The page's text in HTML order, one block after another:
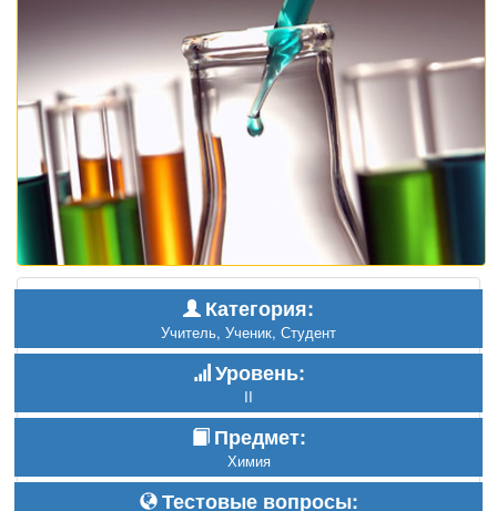
Категория:
Учитель, Ученик, Студент
Уровень:
II
Предмет:
Химия
Тестовые вопросы: